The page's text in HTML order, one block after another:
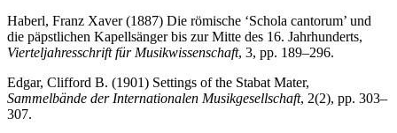
Haberl, Franz Xaver (1887) Die römische ‘Schola cantorum’ und
die päpstlichen Kapellsänger bis zur Mitte des 16. Jahrhunderts,
Vierteljahresschrift für Musikwissenschaft, 3, pp. 189–296.
Edgar, Clifford B. (1901) Settings of the Stabat Mater,
Sammelbände der Internationalen Musikgesellschaft, 2(2), pp. 303–
307.